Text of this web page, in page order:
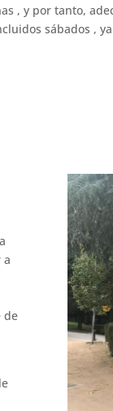
, y por tanto,
sábados ,
a
de